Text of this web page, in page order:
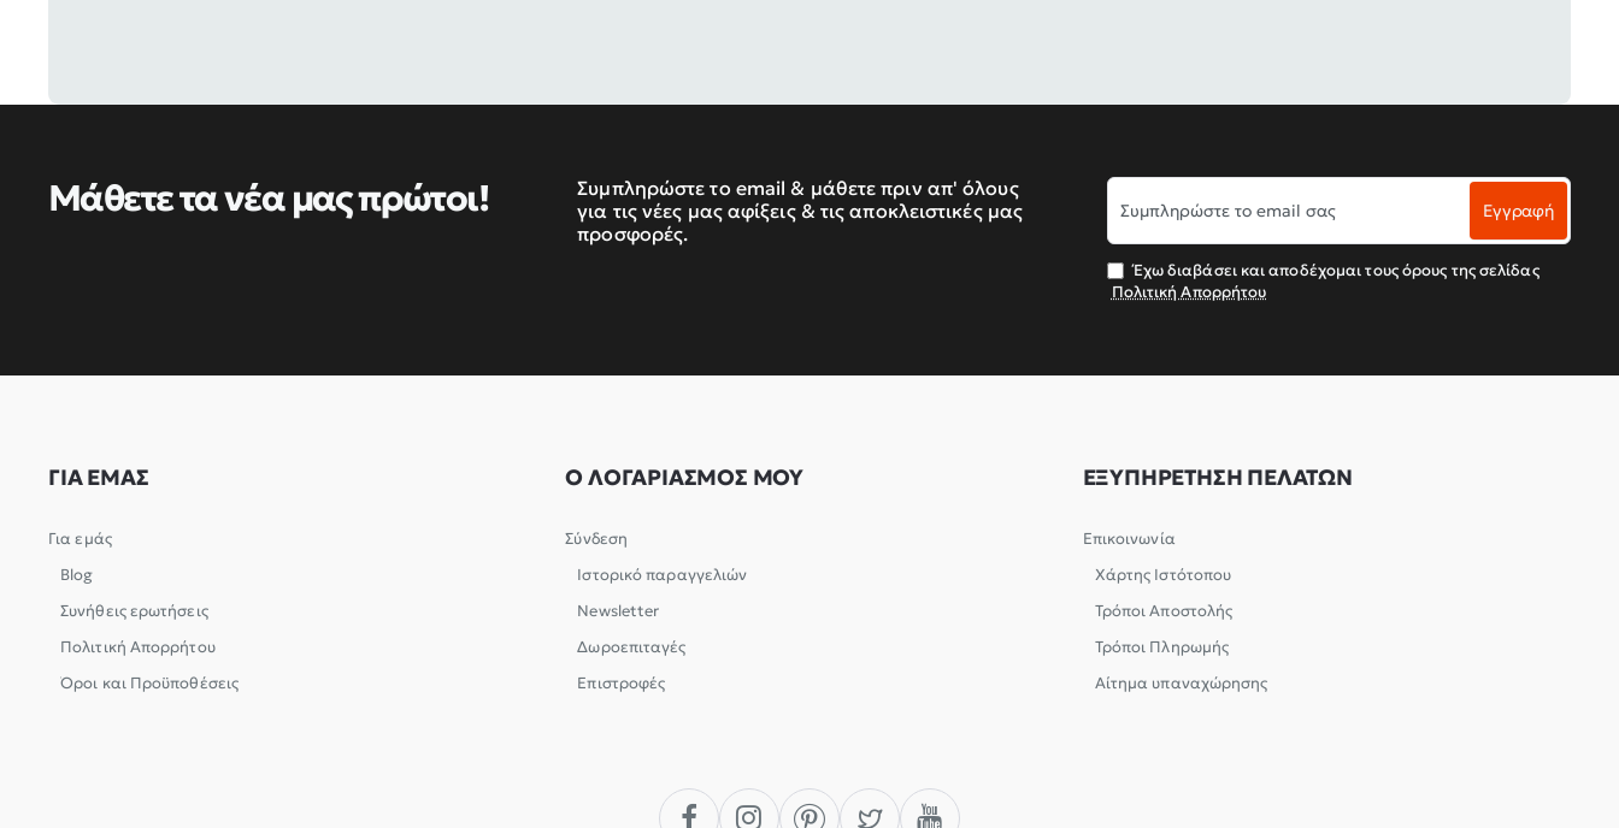
Μάθετε τα νέα μας πρώτοι!
Συμπληρώστε το email & μάθετε πριν απ' όλους
για τις νέες μας αφίξεις & τις αποκλειστικές μας
προσφορές.
Συμπληρώστε
το
email
σας
Εγγραφή
Έχω διαβάσει και αποδέχομαι τους όρους της σελίδας
Πολιτική Απορρήτου
ΓΙΑ ΕΜΑΣ
Για εμάς
Blog
Συνήθεις ερωτήσεις
Πολιτική Απορρήτου
Όροι και Προϋποθέσεις
Ο ΛΟΓΑΡΙΑΣΜΟΣ ΜΟΥ
Σύνδεση
Ιστορικό παραγγελιών
Newsletter
Δωροεπιταγές
Επιστροφές
ΕΞΥΠΗΡΕΤΗΣΗ ΠΕΛΑΤΩΝ
Επικοινωνία
Χάρτης Ιστότοπου
Τρόποι Αποστολής
Τρόποι Πληρωμής
Αίτημα υπαναχώρησης